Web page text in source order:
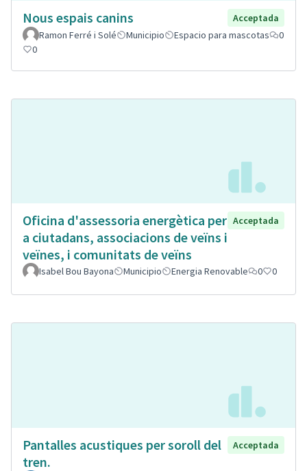
Nous espais canins
Acceptada
Ramon Ferré i Solé
Municipio Espacio para mascotas
0
0
Oficina d'assessoria energètica per
a ciutadans, associacions de veïns i
veïnes, i comunitats de veïns
Acceptada
Isabel Bou Bayona Municipio Energia Renovable 0 0
Pantalles acustiques per soroll del
tren.
Acceptada